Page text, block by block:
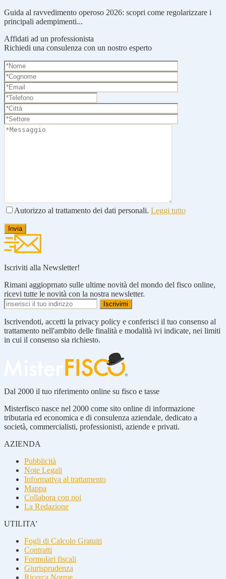
Guida al ravvedimento operoso 2026: scopri come regolarizzare i
principali adempimenti...
Affidati ad un professionista
Richiedi una consulenza con un nostro esperto
Autorizzo al trattamento dei dati personali. Leggi tutto
Iscriviti alla Newsletter!
Rimani aggioprnato sulle ultime novità del mondo del fisco online,
ricevi tutte le novità con la nostra newsletter.
Iscrivendoti, accetti la privacy policy e conferisci il tuo consenso al
trattamento nell'ambito delle finalità e modalità ivi indicate, nei limiti
in cui il consenso sia richiesto.
Dal 2000 il tuo riferimento online su fisco e tasse
Misterfisco nasce nel 2000 come sito online di informazione
tributaria ed economica e di consulenza aziendale, dedicato a
società, commercialisti, professionisti, aziende e privati.
AZIENDA
Pubblicità
Note Legali
Informativa al trattamento
Mappa
Collabora con noi
La Redazione
UTILITA'
Fogli di Calcolo Gratuiti
Contratti
Formulari fiscali
Giurisprudenza
Ricerca Norme